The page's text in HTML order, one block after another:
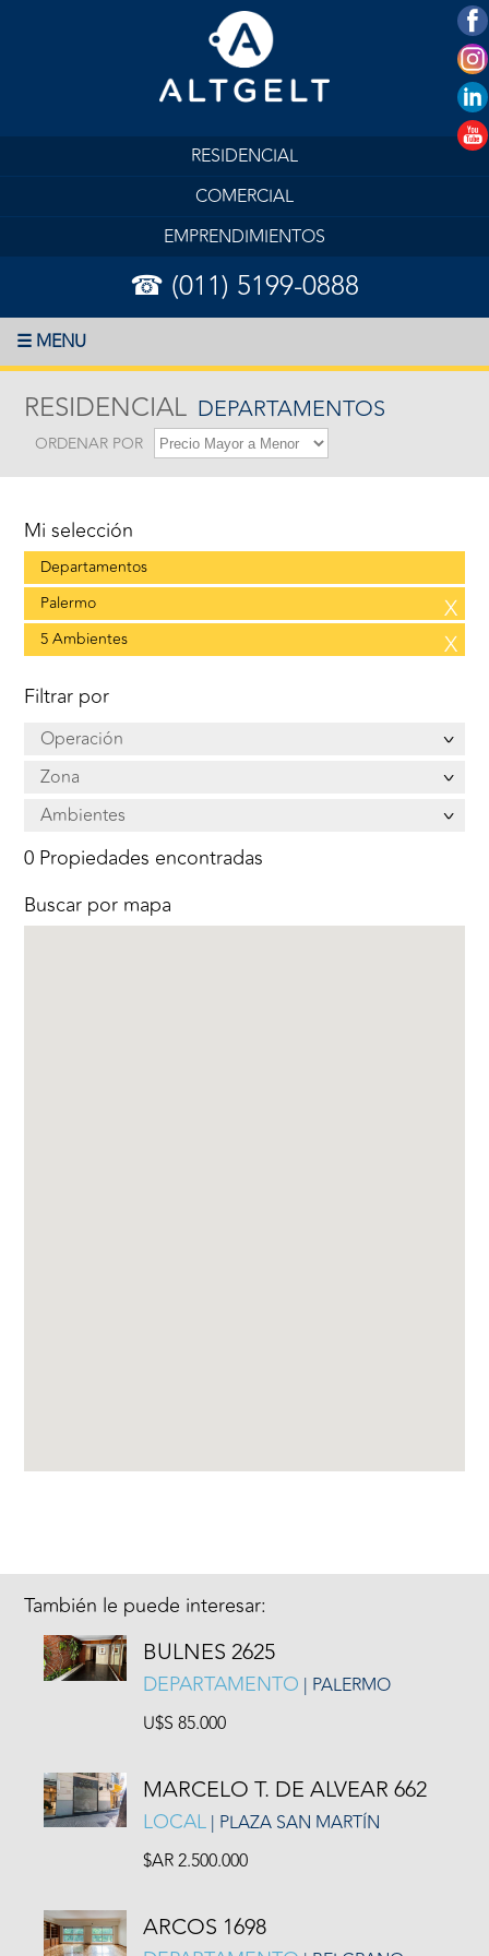
RESIDENCIAL
COMERCIAL
EMPRENDIMIENTOS
☎ (011) 5199-0888
☰ MENU
RESIDENCIAL DEPARTAMENTOS
ORDENAR POR
Mi selección
Departamentos
Palermo
X
5 Ambientes X
Filtrar por
Operación
Zona
Ambientes
0 Propiedades encontradas
Buscar por mapa
También le puede interesar:
BULNES 2625
DEPARTAMENTO | PALERMO
U$S 85.000
MARCELO T. DE ALVEAR 662
LOCAL| PLAZA SAN MARTÍN
$AR 2.500.000
ARCOS 1698